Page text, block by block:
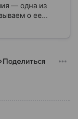
— одна из
о ее
и незаурядных
Поделиться